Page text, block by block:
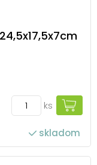
ks
skladom